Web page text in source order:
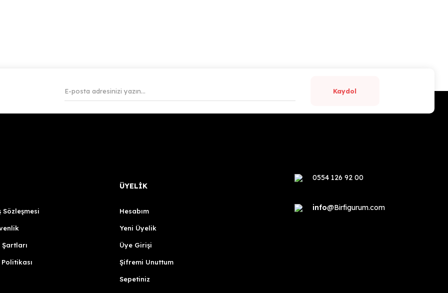
Kaydol
Sözleşmesi
ÜYELİK
Hesabım
Yeni Üyelik
Üye Girişi
Şifremi Unuttum
Sepetiniz
0554 126 92 00
info@Birfigurum.com